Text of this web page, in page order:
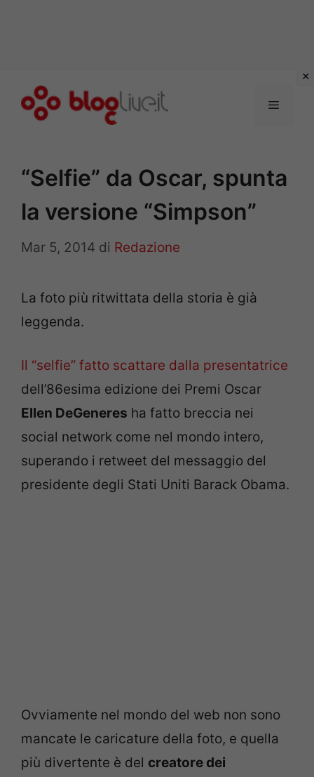
Menu
“Selfie” da Oscar, spunta
la versione “Simpson”
Mar 5, 2014 di Redazione
La foto più ritwittata della storia è già
leggenda.
Il “selfie” fatto scattare dalla presentatrice
dell’86esima edizione dei Premi Oscar
Ellen DeGeneres ha fatto breccia nei
social network come nel mondo intero,
superando i retweet del messaggio del
presidente degli Stati Uniti Barack Obama.
Ovviamente nel mondo del web non sono
mancate le caricature della foto, e quella
più divertente è del creatore dei